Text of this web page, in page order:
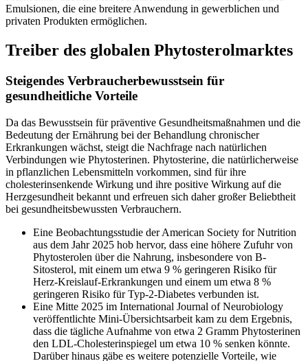
Emulsionen, die eine breitere Anwendung in gewerblichen und
privaten Produkten ermöglichen.
Treiber des globalen Phytosterolmarktes
Steigendes Verbraucherbewusstsein für
gesundheitliche Vorteile
Da das Bewusstsein für präventive Gesundheitsmaßnahmen und die
Bedeutung der Ernährung bei der Behandlung chronischer
Erkrankungen wächst, steigt die Nachfrage nach natürlichen
Verbindungen wie Phytosterinen. Phytosterine, die natürlicherweise
in pflanzlichen Lebensmitteln vorkommen, sind für ihre
cholesterinsenkende Wirkung und ihre positive Wirkung auf die
Herzgesundheit bekannt und erfreuen sich daher großer Beliebtheit
bei gesundheitsbewussten Verbrauchern.
Eine Beobachtungsstudie der American Society for Nutrition
aus dem Jahr 2025 hob hervor, dass eine höhere Zufuhr von
Phytosterolen über die Nahrung, insbesondere von B-
Sitosterol, mit einem um etwa 9 % geringeren Risiko für
Herz-Kreislauf-Erkrankungen und einem um etwa 8 %
geringeren Risiko für Typ-2-Diabetes verbunden ist.
Eine Mitte 2025 im International Journal of Neurobiology
veröffentlichte Mini-Übersichtsarbeit kam zu dem Ergebnis,
dass die tägliche Aufnahme von etwa 2 Gramm Phytosterinen
den LDL-Cholesterinspiegel um etwa 10 % senken könnte.
Darüber hinaus gäbe es weitere potenzielle Vorteile, wie